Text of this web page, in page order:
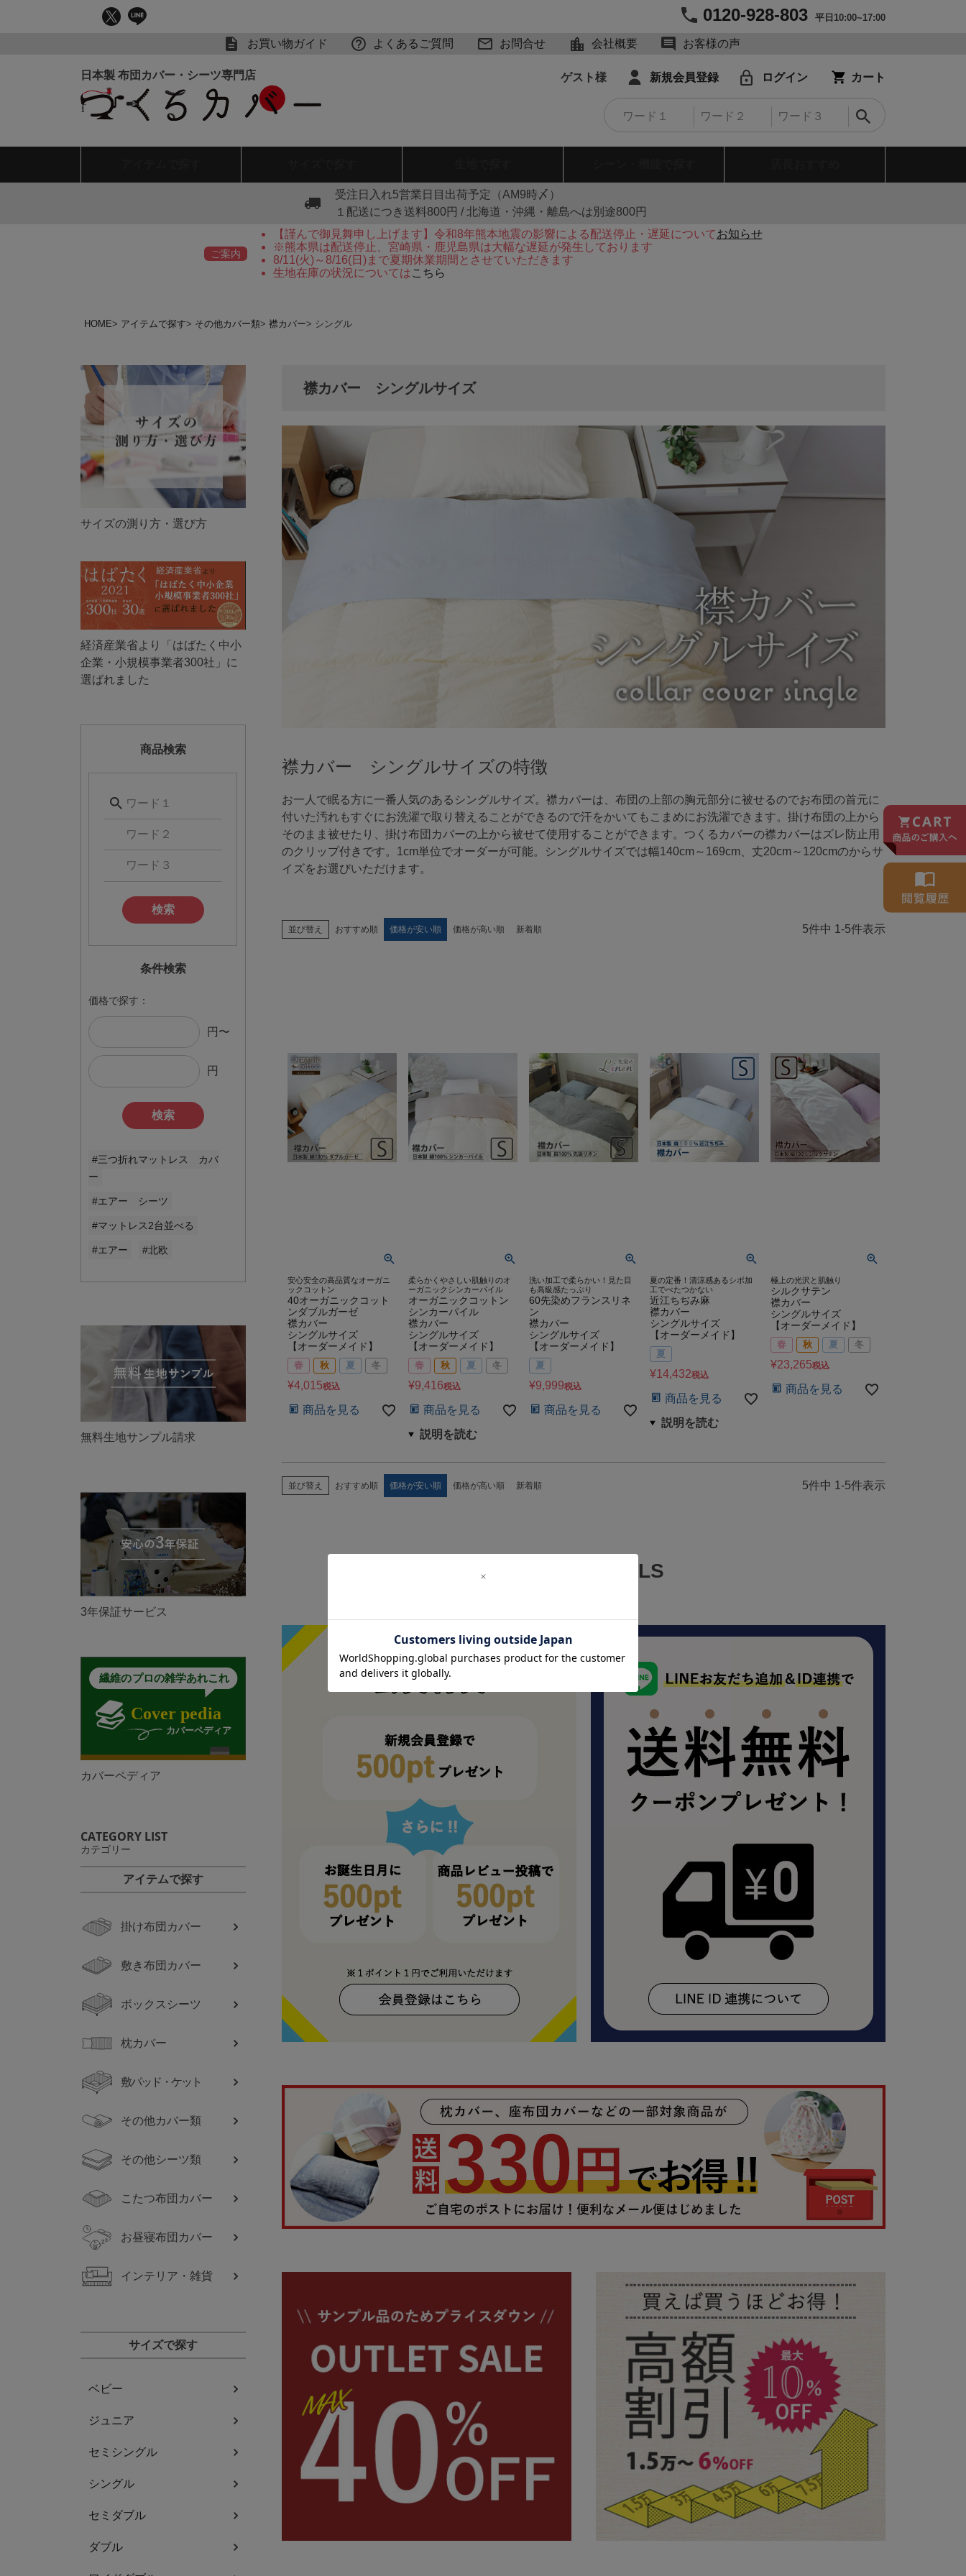
0120-928-803 平日10:00~17:00
お買い物ガイド よくあるご質問 お問合せ 会社概要 お客様の声
ゲスト様 新規会員登録 ログイン カート
受注日入れ5営業日目出荷予定（AM9時〆）
１配送につき送料800円 / 北海道・沖縄・離島へは別途800円
ご案内
【謹んで御見舞申し上げます】令和8年熊本地震の影響による配送停止・遅延についてお知らせ
※熊本県は配送停止、宮崎県・鹿児島県は大幅な遅延が発生しております
8/11(火)～8/16(日)まで夏期休業期間とさせていただきます
生地在庫の状況についてはこちら
HOME アイテムで探す その他カバー類 襟カバー シングル
サイズの測り方・選び方
経済産業省より「はばたく中小
企業・小規模事業者300社」に
選ばれました
商品検索
検索
条件検索
価格で探す：
円〜
円
検索
#三つ折れマットレス カバ
ー
#エアー シーツ
#マットレス2台並べる
#エアー #北欧
無料生地サンプル請求
3年保証サービス
カバーペディア
CATEGORY LIST
カテゴリー
アイテムで探す
掛け布団カバー
敷き布団カバー
ボックスシーツ
枕カバー
敷パッド・ケット
その他カバー類
その他シーツ類
こたつ布団カバー
お昼寝布団カバー
インテリア・雑貨
サイズで探す
ベビー
ジュニア
セミシングル
シングル
セミダブル
ダブル
襟カバー シングルサイズ
襟カバー シングルサイズの特徴
お一人で眠る方に一番人気のあるシングルサイズ。襟カバーは、布団の上部の胸元部分に被せるのでお布団の首元に
付いた汚れもすぐにお洗濯で取り替えることができるので汗をかいてもこまめにお洗濯できます。掛け布団の上から
そのまま被せたり、掛け布団カバーの上から被せて使用することができます。つくるカバーの襟カバーはズレ防止用
のクリップ付きです。1cm単位でオーダーが可能。シングルサイズでは幅140cm～169cm、丈20cm～120cmのからサ
イズをお選びいただけます。
並び替え おすすめ順 価格が安い順 価格が高い順 新着順 5件中 1 -5件表示
安心安全の高品質なオーガニ
ックコットン
40オーガニックコット
ンダブルガーゼ
襟カバー
シングルサイズ
【オーダーメイド】
春 秋 夏 冬
¥4,015税込
商品を見る
柔らかくやさしい肌触りのオ
ーガニックシンカーパイル
オーガニックコットン
シンカーパイル
襟カバー
シングルサイズ
【オーダーメイド】
春 秋 夏 冬
¥9,416税込
商品を見る
洗い加工で柔らかい！見た目
も高級感たっぷり
60先染めフランスリネ
ン
襟カバー
シングルサイズ
【オーダーメイド】
夏
¥9,999税込
商品を見る
夏の定番！清涼感あるシボ加
工でべたつかない
近江ちぢみ麻
襟カバー
シングルサイズ
【オーダーメイド】
夏
¥14,432税込
商品を見る
極上の光沢と肌触り
シルクサテン
襟カバー
シングルサイズ
【オーダーメイド】
春 秋 夏 冬
¥23,265税込
商品を見る
並び替え おすすめ順 価格が安い順 価格が高い順 新着順 5件中 1 -5件表示
SPECIAL DEALS